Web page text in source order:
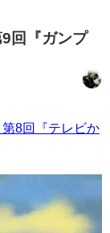
9回『ガンプ
第8回『テレビか